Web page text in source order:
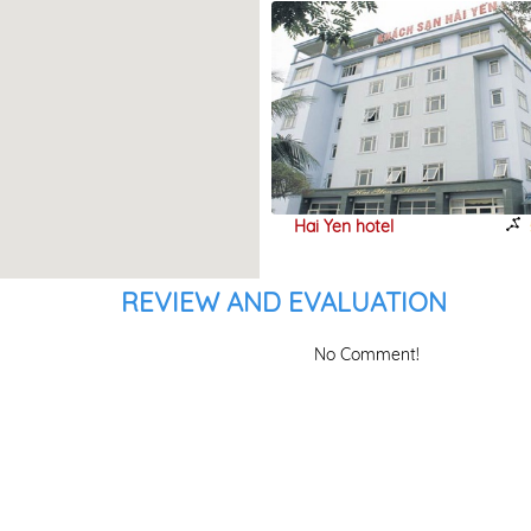
phấn đấu
nâng cấp và
540m
REVIEW AND EVALUATION
No Comment!